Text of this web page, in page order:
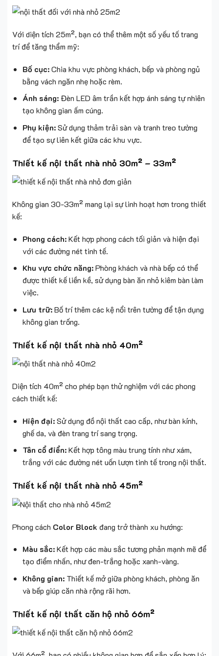
Với diện tích 25m², bạn có thể thêm một số yếu tố trang
trí để tăng thẩm mỹ:
Bố cục:Chia khu vực phòng khách, bếp và phòng ngủ
bằng vách ngăn nhẹ hoặc rèm.
Ánh sáng:Đèn LED âm trần kết hợp ánh sáng tự nhiên
tạo không gian ấm cúng.
Phụ kiện:Sử dụng thảm trải sàn và tranh treo tường
để tạo sự liên kết giữa các khu vực.
Thiết kế nội thất nhà nhỏ 30m² – 33m²
Không gian 30-33m² mang lại sự linh hoạt hơn trong thiết
kế:
Phong cách:Kết hợp phong cách tối giản và hiện đại
với các đường nét tinh tế.
Khu vực chức năng:Phòng khách và nhà bếp có thể
được thiết kế liền kề, sử dụng bàn ăn nhỏ kiêm bàn làm
việc.
Lưu trữ:Bố trí thêm các kệ nổi trên tường để tận dụng
không gian trống.
Thiết kế nội thất nhà nhỏ 40m²
Diện tích 40m² cho phép bạn thử nghiệm với các phong
cách thiết kế:
Hiện đại:Sử dụng đồ nội thất cao cấp, như bàn kính,
ghế da, và đèn trang trí sang trọng.
Tân cổ điển:Kết hợp tông màu trung tính như xám,
trắng với các đường nét uốn lượn tinh tế trong nội thất.
Thiết kế nội thất nhà nhỏ 45m²
Phong cách Color Block đang trở thành xu hướng:
Màu sắc:Kết hợp các màu sắc tương phản mạnh mẽ để
tạo điểm nhấn, như đen-trắng hoặc xanh-vàng.
Không gian:Thiết kế mở giữa phòng khách, phòng ăn
và bếp giúp căn nhà rộng rãi hơn.
Thiết kế nội thất căn hộ nhỏ 66m²